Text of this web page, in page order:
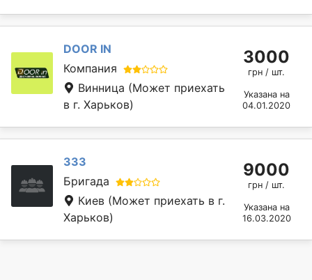
DOOR IN
Компания
Винница (Может приехать
в г. Харьков)
3000
грн / шт.
Указана на
04.01.2020
333
Бригада
Киев (Может приехать в г.
Харьков)
9000
грн / шт.
Указана на
16.03.2020